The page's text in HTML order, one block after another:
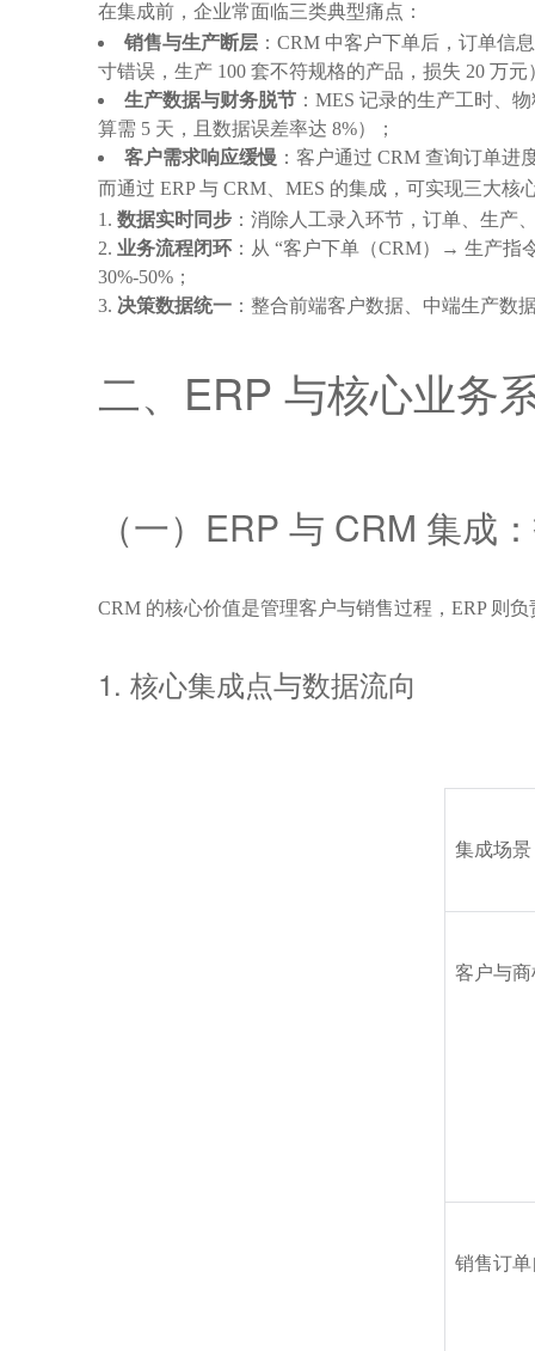
在集成前，企业常面临三类典型痛点：
销售与生产断层 ：CRM 中客户下单后，订单信
寸错误，生产 100 套不符规格的产品，损失 20 万元
生产数据与财务脱节 ：MES 记录的生产工时、
算需 5 天，且数据误差率达 8%）；
客户需求响应缓慢 ：客户通过 CRM 查询订单
而通过 ERP 与 CRM、MES 的集成，可实现三大核
数据实时同步 ：消除人工录入环节，订单、生产
业务流程闭环 ：从 “客户下单（CRM）→ 生产
30%-50%；
决策数据统一 ：整合前端客户数据、中端生产数
二、ERP 与核心业务
（一）ERP 与 CRM 集成
CRM 的核心价值是管理客户与销售过程，ERP 则
1. 核心集成点与数据流向
集成场景
客户与
销售订